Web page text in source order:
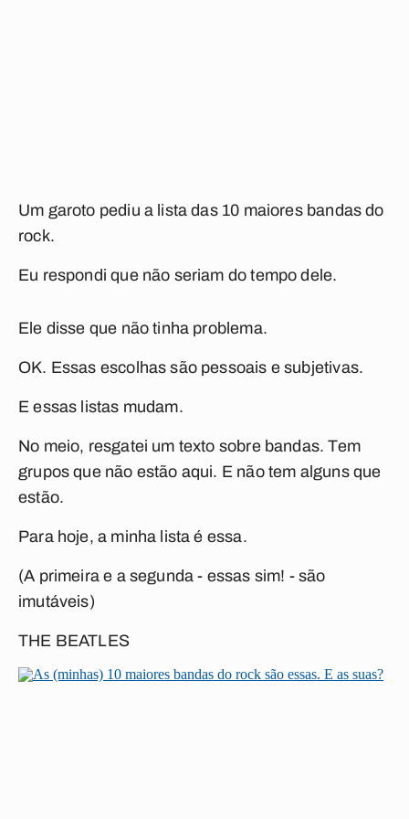
Um garoto pediu a lista das 10 maiores bandas do
rock.
Eu respondi que não seriam do tempo dele.
Ele disse que não tinha problema.
OK. Essas escolhas são pessoais e subjetivas.
E essas listas mudam.
No meio, resgatei um texto sobre bandas. Tem
grupos que não estão aqui. E não tem alguns que
estão.
Para hoje, a minha lista é essa.
(A primeira e a segunda - essas sim! - são
imutáveis)
THE BEATLES